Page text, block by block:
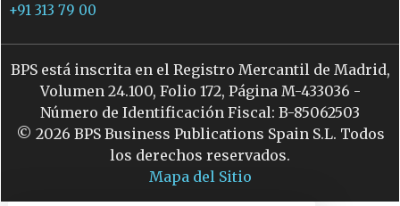
+91 313 79 00
BPS está inscrita en el Registro Mercantil de Madrid,
Volumen 24.100, Folio 172, Página M-433036 -
Número de Identificación Fiscal: B-85062503
© 2026 BPS Business Publications Spain S.L. Todos
los derechos reservados.
Mapa del Sitio